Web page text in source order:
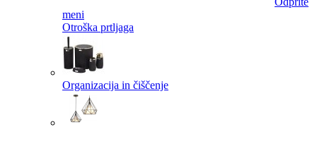
meni
Otroška prtljaga
Organizacija in čiščenje